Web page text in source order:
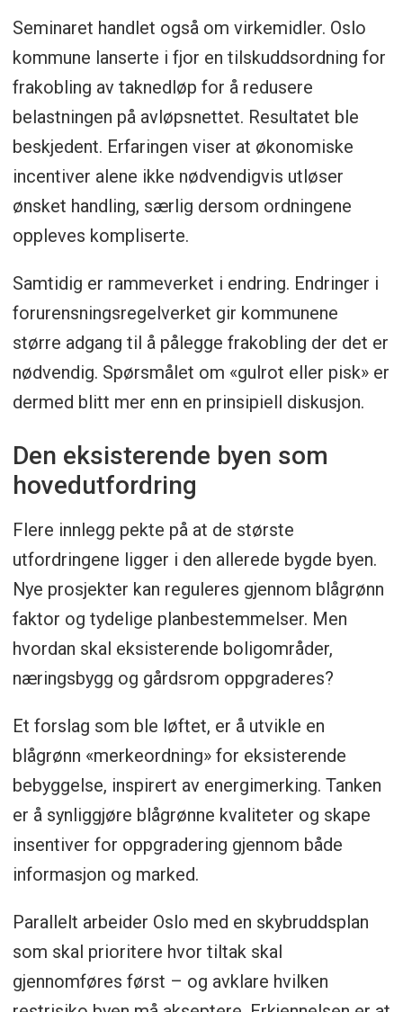
Seminaret handlet også om virkemidler. Oslo
kommune lanserte i fjor en tilskuddsordning for
frakobling av taknedløp for å redusere
belastningen på avløpsnettet. Resultatet ble
beskjedent. Erfaringen viser at økonomiske
incentiver alene ikke nødvendigvis utløser
ønsket handling, særlig dersom ordningene
oppleves kompliserte.
Samtidig er rammeverket i endring. Endringer i
forurensningsregelverket gir kommunene
større adgang til å pålegge frakobling der det er
nødvendig. Spørsmålet om «gulrot eller pisk» er
dermed blitt mer enn en prinsipiell diskusjon.
Den eksisterende byen som
hovedutfordring
Flere innlegg pekte på at de største
utfordringene ligger i den allerede bygde byen.
Nye prosjekter kan reguleres gjennom blågrønn
faktor og tydelige planbestemmelser. Men
hvordan skal eksisterende boligområder,
næringsbygg og gårdsrom oppgraderes?
Et forslag som ble løftet, er å utvikle en
blågrønn «merkeordning» for eksisterende
bebyggelse, inspirert av energimerking. Tanken
er å synliggjøre blågrønne kvaliteter og skape
insentiver for oppgradering gjennom både
informasjon og marked.
Parallelt arbeider Oslo med en skybruddsplan
som skal prioritere hvor tiltak skal
gjennomføres først – og avklare hvilken